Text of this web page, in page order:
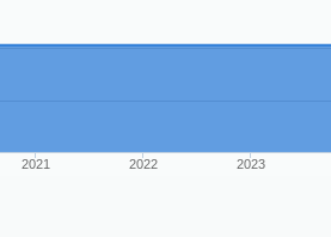
2021 2022 2023